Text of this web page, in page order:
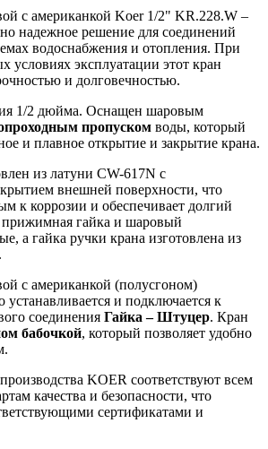
с американкой Koer 1/2" KR.228.W –
надежное решение для соединений
водоснабжения и отопления. При
условиях эксплуатации этот кран
и долговечностью.
1/2 дюйма. Оснащен шаровым
пропуском воды, который
и плавное открытие и закрытие крана.
из латуни CW-617N с
внешней поверхности, что
к коррозии и обеспечивает долгий
гайка и шаровый
а гайка ручки крана изготовлена из
с американкой (полусгоном)
и подключается к
соединения Гайка – Штуцер. Кран
бабочкой, который позволяет удобно
KOER соответствуют всем
качества и безопасности, что
сертификатами и